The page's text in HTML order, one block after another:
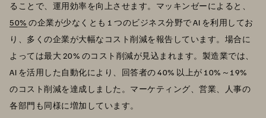
ることで、運用効率を向上させます。マッキンゼーによると、
50% の企業が少なくとも 1 つのビジネス分野で AI を利用してお
り、多くの企業が大幅なコスト削減を報告しています。場合に
よっては最大 20% のコスト削減が見込まれます。製造業では、
AI を活用した自動化により、回答者の 40% 以上が 10%～19%
のコスト削減を達成しました。マーケティング、営業、人事の
各部門も同様に増加しています。